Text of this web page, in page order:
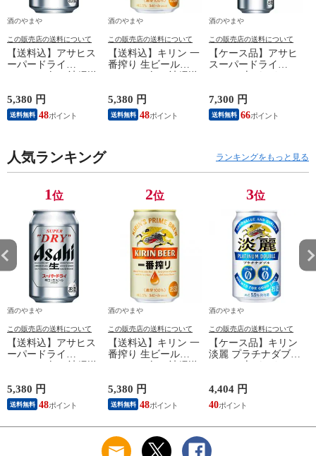
酒のやまや
この販売店の送料について
【送料込】アサヒス
ーパードライ
5,380 円
送料無料 48
酒のやまや
この販売店の送料について
【送料込】キリン 一
番搾り 生ビール
5,380 円
送料無料 48
酒のやまや
この販売店の送料について
【ケース品】アサヒ
スーパードライ
7,300 円
送料無料 66
人気ランキング ランキングをもっと見る
1位
酒のやまや
この販売店の送料について
【送料込】アサヒス
ーパードライ
5,380 円
送料無料 48
2位
酒のやまや
この販売店の送料について
【送料込】キリン 一
番搾り 生ビール
5,380 円
送料無料 48
3位
酒のやまや
この販売店の送料について
【ケース品】キリン
淡麗 プラチナダブル
4,404 円
40